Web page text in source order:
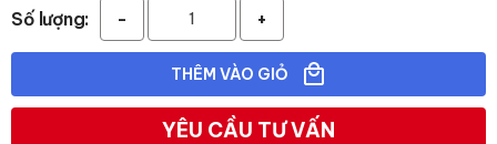
Số lượng: - +
THÊM VÀO GIỎ
YÊU CẦU TƯ VẤN